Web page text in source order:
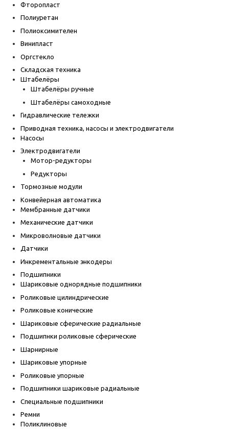
Фторопласт
Полиуретан
Полиоксимителен
Винипласт
Оргстекло
Складская техника
Штабелёры
Штабелёры ручные
Штабелёры самоходные
Гидравлические тележки
Приводная техника, насосы и электродвигатели
Насосы
Электродвигатели
Мотор-редукторы
Редукторы
Тормозные модули
Конвейерная автоматика
Мембранные датчики
Механические датчики
Микроволновые датчики
Датчики
Инкрементальные энкодеры
Подшипники
Шариковые однорядные подшипники
Роликовые цилиндрические
Роликовые конические
Шариковые сферические радиальные
Подшипнки роликовые сферические
Шарнирные
Шариковые упорные
Роликовые упорные
Подшипники шариковые радиальные
Специальные подшипники
Ремни
Поликлиновые